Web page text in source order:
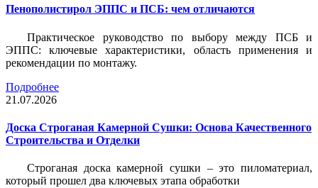
Пенополистирол ЭППС и ПСБ: чем отличаются
Практическое руководство по выбору между ПСБ и
ЭППС: ключевые характеристики, область применения и
рекомендации по монтажу.
Подробнее
21.07.2026
Доска Строганая Камерной Сушки: Основа Качественного
Строительства и Отделки
Строганая доска камерной сушки – это пиломатериал,
который прошел два ключевых этапа обработки